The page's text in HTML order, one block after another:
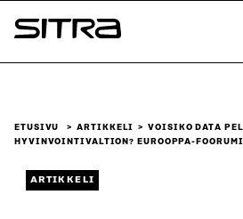
Siirry
suoraan
Sitra
ETUSIVU ARTIKKELI
VOISIKO DATA
HYVINVOINTIVALTION? EUROOPPA-
ARTIKKELI